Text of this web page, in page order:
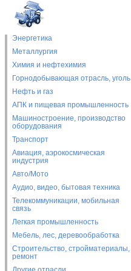
Энергетика
Металлургия
Химия и нефтехимия
Горнодобывающая отрасль, уголь
Нефть и газ
АПК и пищевая промышленность
Машиностроение, производство
оборудования
Транспорт
Авиация, аэрокосмическая
индустрия
Авто/Мото
Аудио, видео, бытовая техника
Телекоммуникации, мобильная
связь
Легкая промышленность
Мебель, лес, деревообработка
Строительство, стройматериалы,
ремонт